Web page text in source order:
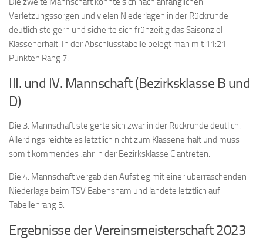
Verletzungssorgen und vielen Niederlagen in der Rückrunde
deutlich steigern und sicherte sich frühzeitig das Saisonziel
Klassenerhalt. In der Abschlusstabelle belegt man mit 11:21
Punkten Rang 7.
III. und IV. Mannschaft (Bezirksklasse B und
D)
Die 3. Mannschaft steigerte sich zwar in der Rückrunde deutlich.
Allerdings reichte es letztlich nicht zum Klassenerhalt und muss
somit kommendes Jahr in der Bezirksklasse C antreten.
Die 4. Mannschaft vergab den Aufstieg mit einer überraschenden
Niederlage beim TSV Babensham und landete letztlich auf
Tabellenrang 3.
Ergebnisse der Vereinsmeisterschaft 2023